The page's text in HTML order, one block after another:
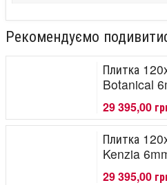
Рекомендуємо
Плитка
Botanical
29 395,00
Плитка
Kenzia
29 395,00